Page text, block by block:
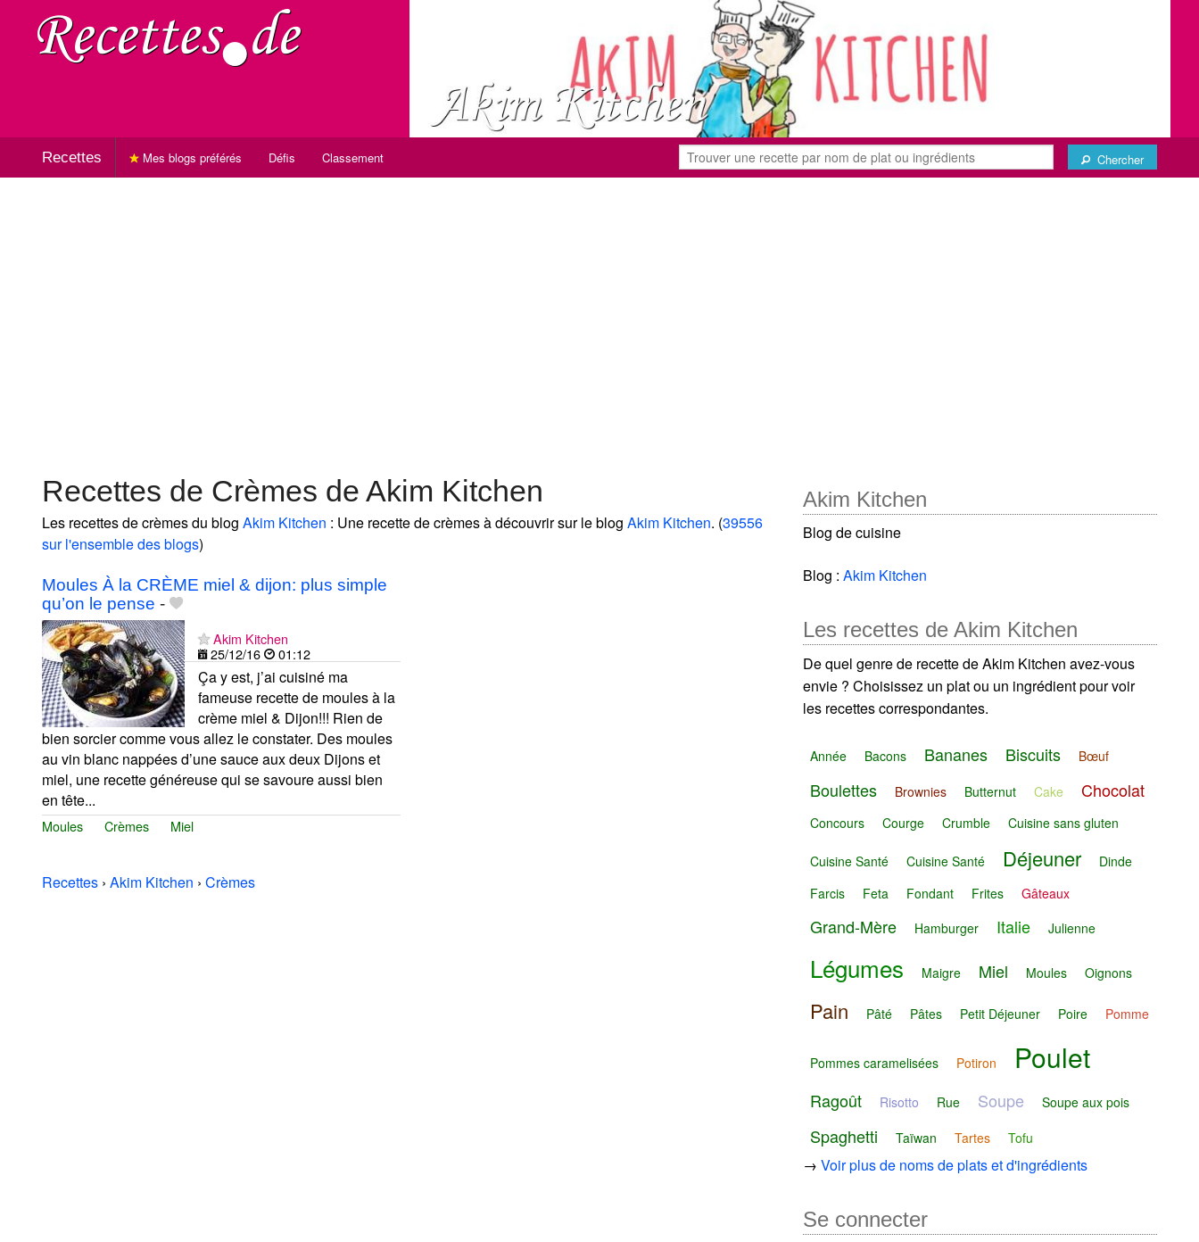
Recettes Chercher
Mes blogs préférés Défis Classement
Recettes de Crèmes de Akim Kitchen
Les recettes de crèmes du blog Akim Kitchen : Une recette de crèmes à découvrir sur le blog Akim Kitchen. (39556
sur l'ensemble des blogs)
Moules À la CRÈME miel & dijon: plus simple
qu’on le pense -
Akim Kitchen
25/12/16
01:12
Ça y est, j’ai cuisiné ma
fameuse recette de moules à la
crème miel & Dijon!!! Rien de
bien sorcier comme vous allez le constater. Des moules
au vin blanc nappées d’une sauce aux deux Dijons et
miel, une recette généreuse qui se savoure aussi bien
en tête...
Moules Crèmes Miel
Recettes › Akim Kitchen › Crèmes
Akim Kitchen
Blog de cuisine
Blog :Akim Kitchen
Les recettes de Akim Kitchen
De quel genre de recette de Akim Kitchen avez-vous
envie ? Choisissez un plat ou un ingrédient pour voir
les recettes correspondantes.
Année Bacons Bananes Biscuits Bœuf
Boulettes Brownies Butternut Cake Chocolat
Concours Courge Crumble Cuisine sans gluten
Cuisine Santé Cuisine Santé Déjeuner
Dinde
Farcis
Feta Fondant Frites Gâteaux
Grand-Mère Hamburger Italie Julienne
Légumes Maigre Miel Moules Oignons
Pain Pâté Pâtes Petit Déjeuner Poire Pomme
Pommes caramelisées Potiron Poulet
Ragoût Risotto Rue Soupe Soupe aux pois
Spaghetti Taïwan Tartes Tofu
→Voir plus de noms de plats et d'ingrédients
Se connecter